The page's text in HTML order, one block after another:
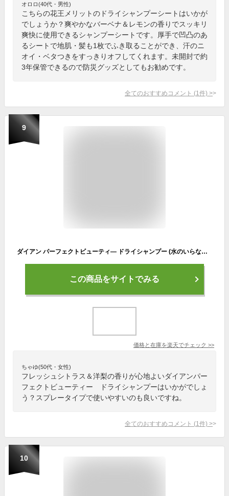
オロロ(40代・男性)
こちらの花王メリットのドライシャンプーシートはいかが
でしょうか？爽やかなバーベナ＆レモンの香りでスッキリ
爽快に使用できるシャンプーシートです。厚手で凹凸のあ
るシートで地肌・髪も1枚でふき取ることができ、汗のニ
オイ・ベタつきをすっきりオフしてくれます。未開封で約
3年保管できるので防災グッズとしてもお勧めです。
全てのおすすめコメント (1 件) >
9
ダイアン パーフェクトビューティ— ドライシャンプー (水のいらないシャンプー)(95g)【ダイアン パーフェクトビューティー】
この商品をサイトでみる
価格と在庫を楽天でチェック >>
ちゃゆ(50代・女性)
フレッシュシトラス＆洋梨の香りが心地よいダイアンパー
フェクトビューティー ドライシャンプーはいかがでしょ
う？スプレータイプで使いやすいのも良いですね。
全てのおすすめコメント (1 件) >
10